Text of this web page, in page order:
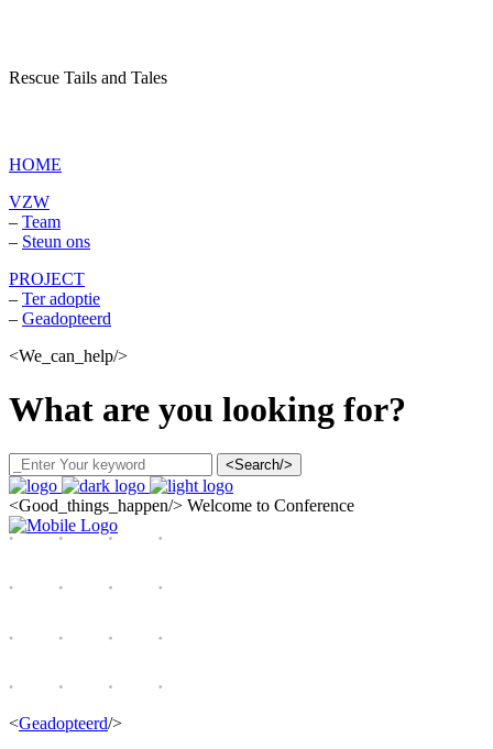
Rescue Tails and Tales
HOME
VZW
– Team
– Steun ons
PROJECT
– Ter adoptie
– Geadopteerd
<We_can_help/>
What are you looking for?
<Search/>
<Good_things_happen/> Welcome to Conference
<Geadopteerd/>